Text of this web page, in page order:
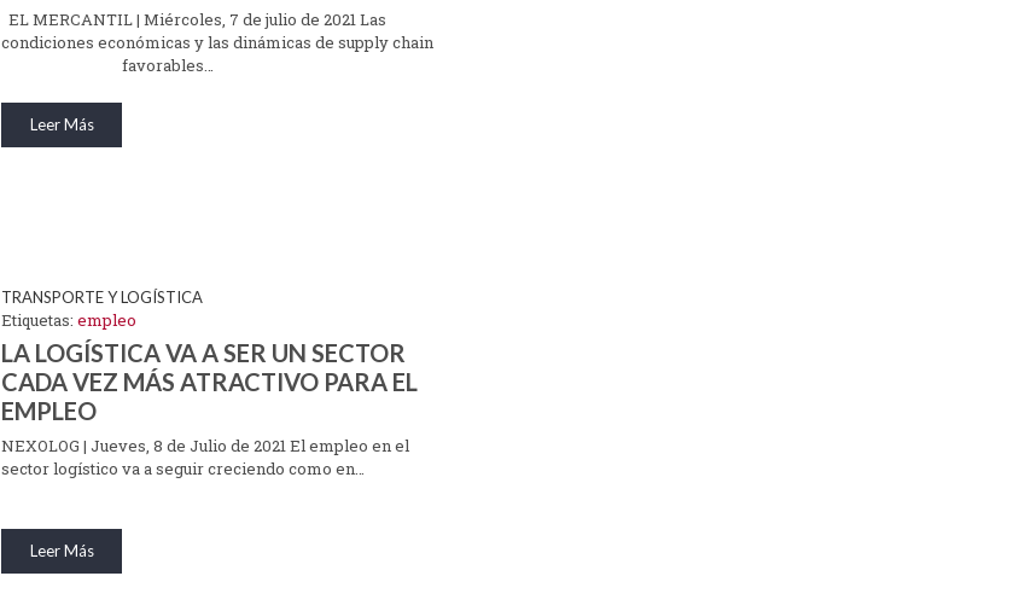
EL MERCANTIL | Miércoles, 7 de julio de 2021 Las
condiciones económicas y las dinámicas de supply chain
favorables…
Leer Más
TRANSPORTE Y LOGÍSTICA
Etiquetas: empleo
LA LOGÍSTICA VA A SER UN SECTOR
CADA VEZ MÁS ATRACTIVO PARA EL
EMPLEO
NEXOLOG | Jueves, 8 de Julio de 2021 El empleo en el
sector logístico va a seguir creciendo como en…
Leer Más